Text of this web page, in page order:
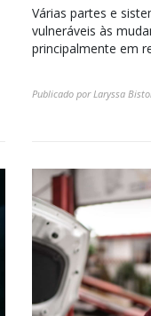
Várias partes e
vulneráveis às
principalmente em
Publicado porLaryssa